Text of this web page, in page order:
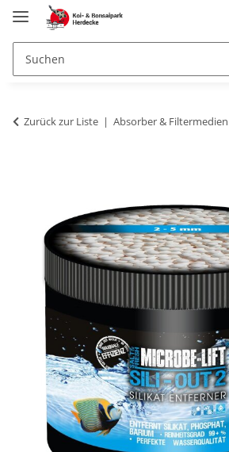
Zurück zur Liste Absorber & Filtermedien